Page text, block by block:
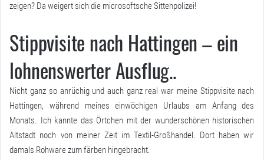
zeigen? Da weigert sich die microsoftsche Sittenpolizei!
Stippvisite nach Hattingen – ein
lohnenswerter Ausflug..
Nicht ganz so anrüchig und auch ganz real war meine Stippvisite nach
Hattingen, während meines einwöchigen Urlaubs am Anfang des
Monats. Ich kannte das Örtchen mit der wunderschönen historischen
Altstadt noch von meiner Zeit im Textil-Großhandel. Dort haben wir
damals Rohware zum färben hingebracht.